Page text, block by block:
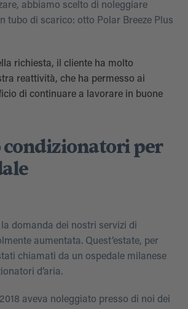
abbiamo scelto di noleggiare
tubo di scarico: otto Polar Breeze Plus
richiesta, il cliente ha molto
reattività, che ha permesso ai
di continuare a lavorare in buone
condizionatori per
domanda dei nostri servizi di
aumentata. Quest’estate, per
chiamati da un ospedale milanese
d’aria.
aveva noleggiato presso di noi dei